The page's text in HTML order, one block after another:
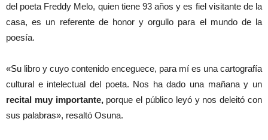
del poeta Freddy Melo, quien tiene 93 años y es fiel visitante de la
casa, es un referente de honor y orgullo para el mundo de la
poesía.
«Su libro y cuyo contenido enceguece, para mí es una cartografía
cultural e intelectual del poeta. Nos ha dado una mañana y un
recital muy importante,porque el público leyó y nos deleitó con
sus palabras», resaltó Osuna.